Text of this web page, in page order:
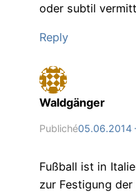
oder subtil
Reply
Waldgänger
Publiché05.06.2014
Fußball ist in
zur Festigung